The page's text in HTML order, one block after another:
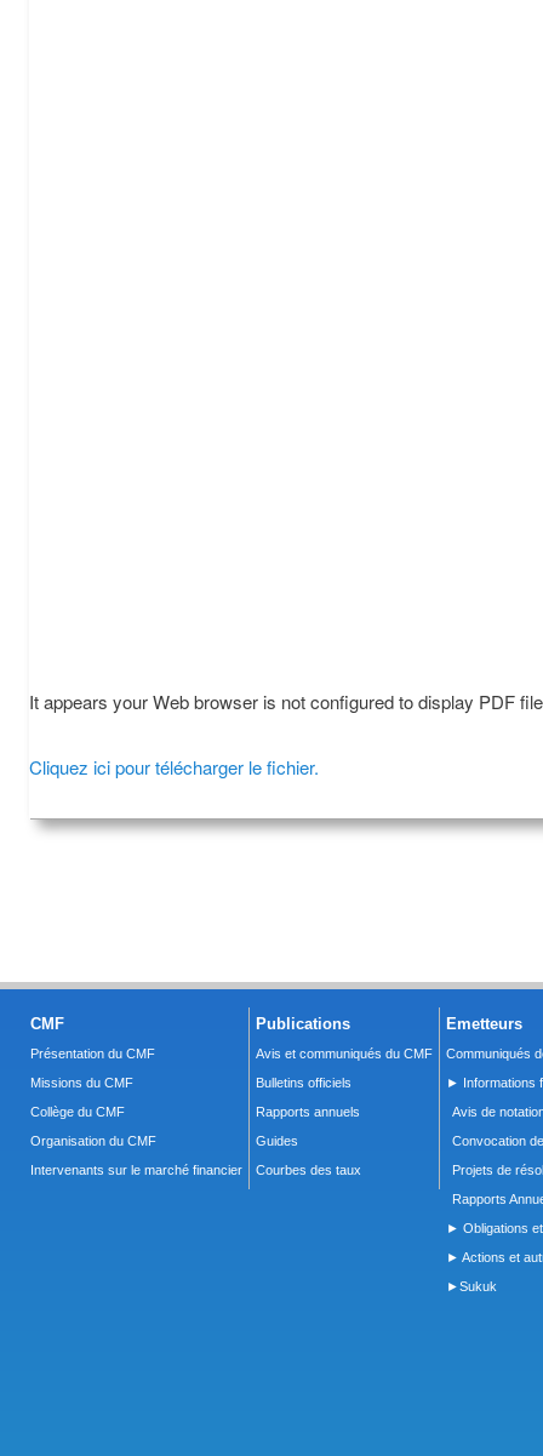
It appears your Web browser is not configured to display PDF
Cliquez ici pour télécharger le fichier.
CMF
Présentation du CMF
Missions du CMF
Collège du CMF
Organisation du CMF
Intervenants sur le marché financier
Publications
Avis et communiqués du CMF
Bulletins officiels
Rapports annuels
Guides
Courbes des taux
Emetteurs
Communiqués
► Informations
Avis de
Convocation
Projets de
Rapports
► Obligations
► Actions et
►Sukuk